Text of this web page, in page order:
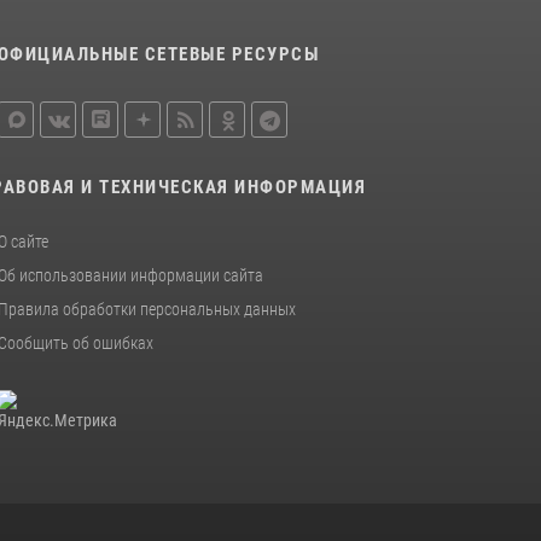
кинологов на первенство Северо-Западного
20 июля 2026, 15:10
СЕТЕВЫЕ РЕСУРСЫ
И ТЕХНИЧЕСКАЯ ИНФОРМАЦИЯ
О сайте
Об использовании информации сайта
Правила обработки персональных данных
Сообщить об ошибках